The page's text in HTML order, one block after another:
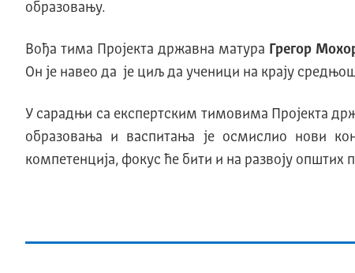
образовању.
Вођа тима Пројекта државна матура Грегор
Он је навео да је циљ да ученици на крају
У сарадњи са експертским тимовима Пројекта
образовања и васпитања је осмислио нови
компетенција, фокус ће бити и на развоју